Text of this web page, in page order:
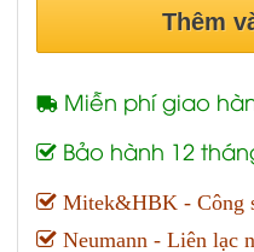
Thêm
Miễn phí giao
Bảo hành 12
Mitek&HBK - Công
Neumann - Liên lạc